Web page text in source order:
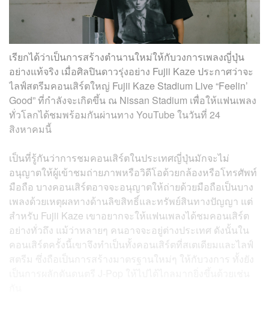
เรียกได้ว่าเป็นการสร้างตำนานใหม่ให้กับวงการเพลงญี่ปุ่น
อย่างแท้จริง เมื่อศิลปินดาวรุ่งอย่าง Fujii Kaze ประกาศว่าจะ
ไลฟ์สตรีมคอนเสิร์ตใหญ่ Fujii Kaze Stadium Live “Feelin’
Good” ที่กำลังจะเกิดขึ้น ณ Nissan Stadium เพื่อให้แฟนเพลง
ทั่วโลกได้ชมพร้อมกันผ่านทาง YouTube ในวันที่ 24
สิงหาคมนี้
เป็นที่รู้กันว่าการชมคอนเสิร์ตในประเทศญี่ปุ่นมักจะไม่
อนุญาตให้ผู้เข้าชมถ่ายภาพหรือวิดีโอด้วยกล้องหรือโทรศัพท์
มือถือ บางคอนเสิร์ตอาจจะอนุญาตให้ถ่ายด้วยมือถือเป็นบาง
เพลงด้วยเหตุผลทางด้านลิขสิทธิ์และทรัพย์สินทางปัญญา แต่
สำหรับ Fujii Kaze เขาอยากจะให้แฟนเพลงได้ชมคอนเสิร์ต
อย่างทั่วถึง แม้ว่าหลายๆ คนอาจจะอยู่ต่างประเทศ ดังนั้นใน
คอนเสิร์ตครั้งนี้เขาจึงทำเป็นทั้งคอนเสิร์ตที่สเตเดียมและไลฟ์
สตรีม ซึ่งถือเป็นการสร้างมาตรฐานใหม่ๆ ให้กับวงการ ทั้งยัง